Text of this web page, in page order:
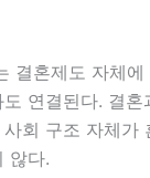
결혼제도 자체
연결된다. 결
회 구조 자체가
않다.